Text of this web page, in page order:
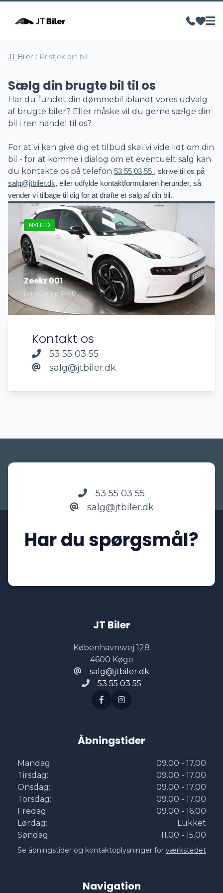
JT Biler / Pristjek din bil
Sælg din brugte bil til os
Har du fundet din dømmebil iblandt vores udvalg
af brugte biler? Eller måske vil du gerne sælge din
bil i ren handel til os?
For at vi kan give dig et tilbud skal vi vide lidt om din
bil - for at komme i dialog om et eventuelt salg kan
du kontakte os på telefon 53 55 03 55 , skrive til os på
salg@jtbiler.dk, eller udfylde kontaktformularen herunder, så
vender vi tilbage til dig for at drøfte et salg af din bil.
NYHED
Zeekr 001
Long Range RWD
Kontakt os
53 55 03 55
salg@jtbiler.dk
53 55 03 55
salg@jtbiler.dk
Har du spørgsmål?
JT Biler
Københavnsvej 128
4600 Køge
salg@jtbiler.dk
53 55 03 55
Åbningstider
Mandag:
09.00 - 17.00
Tirsdag:
09.00 - 17.00
Onsdag:
09.00 - 17.00
Torsdag:
09.00 - 17.00
Fredag:
09.00 - 16.00
Lørdag:
Lukket
Søndag:
11.00 - 15.00
Se åbningstider og kontaktoplysninger for værkstedet
Navigation